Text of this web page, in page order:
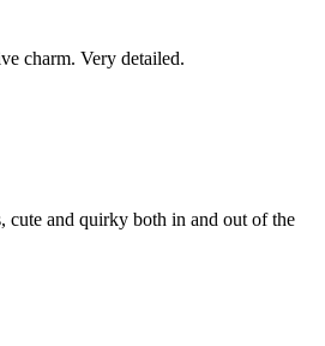
charm. Very detailed.
cute and quirky both in and out of the